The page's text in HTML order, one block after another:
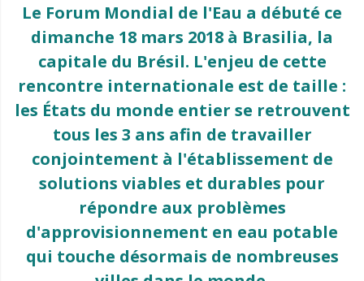
Le Forum Mondial de l'Eau a débuté ce
dimanche 18 mars 2018 à Brasilia, la
capitale du Brésil. L'enjeu de cette
rencontre internationale est de taille :
les États du monde entier se retrouvent
tous les 3 ans afin de travailler
conjointement à l'établissement de
solutions viables et durables pour
répondre aux problèmes
d'approvisionnement en eau potable
qui touche désormais de nombreuses